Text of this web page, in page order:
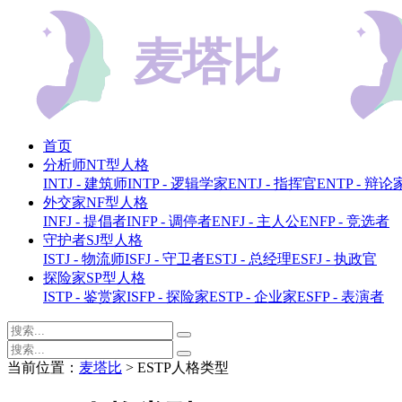
首页
分析师NT型人格
INTJ - 建筑师INTP - 逻辑学家ENTJ - 指挥官ENTP - 辩论
外交家NF型人格
INFJ - 提倡者INFP - 调停者ENFJ - 主人公ENFP - 竞选者
守护者SJ型人格
ISTJ - 物流师ISFJ - 守卫者ESTJ - 总经理ESFJ - 执政官
探险家SP型人格
ISTP - 鉴赏家ISFP - 探险家ESTP - 企业家ESFP - 表演者
当前位置： 麦塔比 > ESTP人格类型